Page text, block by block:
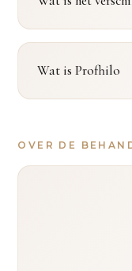
Wat is Profhilo
OVER DE